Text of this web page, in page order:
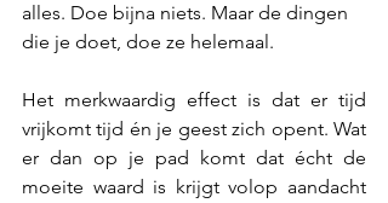
alles. Doe bijna niets. Maar de dingen
die je doet, doe ze helemaal.
Het merkwaardig effect is dat er tijd
vrijkomt tijd én je geest zich opent. Wat
er dan op je pad komt dat écht de
moeite waard is krijgt volop aandacht